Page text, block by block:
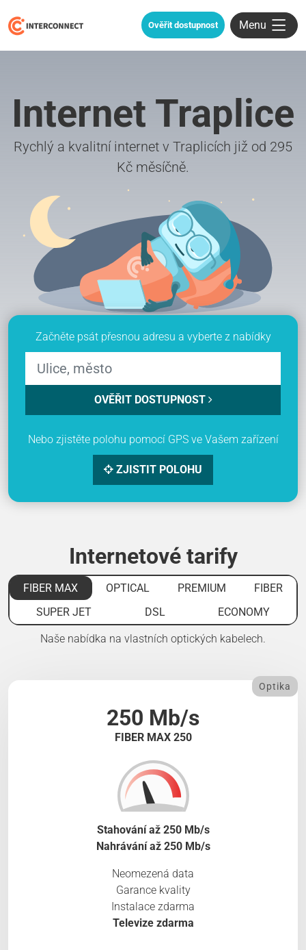
Ověřit dostupnost Menu
Internet Traplice
Rychlý a kvalitní internet v Traplicích již od 295
Kč měsíčně.
Začněte psát přesnou adresu a vyberte z nabídky
OVĚŘIT DOSTUPNOST
Nebo zjistěte polohu pomocí GPS ve Vašem zařízení
ZJISTIT POLOHU
Internetové tarify
FIBER MAX OPTICAL PREMIUM
FIBER
SUPER JET
DSL ECONOMY
Naše nabídka na vlastních optických kabelech.
250 Mb/s
FIBER MAX 250
Optika
Stahování až 250 Mb/s
Nahrávání až 250 Mb/s
Neomezená data
Garance kvality
Instalace zdarma
Televize zdarma